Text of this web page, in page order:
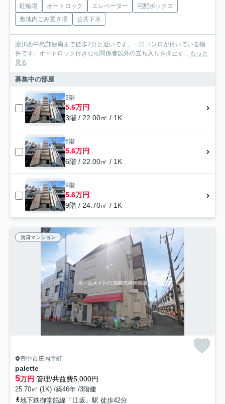
駐輪場 オートロック エレベーター
宅配ボックス
敷地内ごみ置き場
公共下水
淀川西中島郵便局まで徒歩2分と近いです。一口コンロが付いている物
件です。オートロック付きなら関係者以外の立ち入りを抑止す... もっと
見る
募集中の部屋
3階
5.6万円
3階 / 22.00㎡ / 1K
6階
5.6万円
6階 / 22.00㎡ / 1K
9階
5.6万円
9階 / 24.70㎡ / 1K
賃貸マンション
豊中市庄内幸町
palette
5万円 管理/共益費5,000円
25.70㎡ (1K) /築46年 /3階建
地下鉄御堂筋線「江坂」駅 徒歩42分